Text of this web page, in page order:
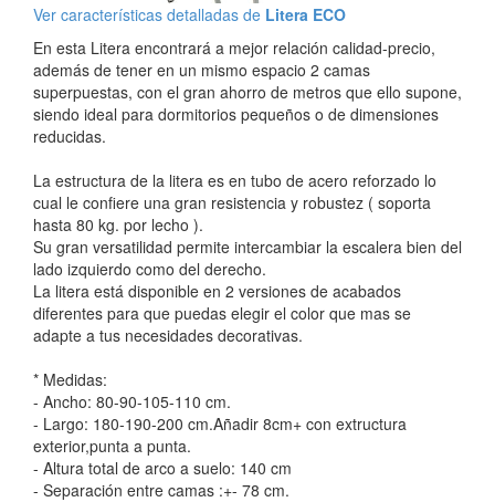
Ver características detalladas de Litera ECO
En esta Litera encontrará a mejor relación calidad-precio,
además de tener en un mismo espacio 2 camas
superpuestas, con el gran ahorro de metros que ello supone,
siendo ideal para dormitorios pequeños o de dimensiones
reducidas.
La estructura de la litera es en tubo de acero reforzado lo
cual le confiere una gran resistencia y robustez ( soporta
hasta 80 kg. por lecho ).
Su gran versatilidad permite intercambiar la escalera bien del
lado izquierdo como del derecho.
La litera está disponible en 2 versiones de acabados
diferentes para que puedas elegir el color que mas se
adapte a tus necesidades decorativas.
* Medidas:
- Ancho: 80-90-105-110 cm.
- Largo: 180-190-200 cm.Añadir 8cm+ con extructura
exterior,punta a punta.
- Altura total de arco a suelo: 140 cm
- Separación entre camas :+- 78 cm.